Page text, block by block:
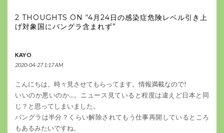
2 THOUGHTS ON “4月24日の感染症危険レベル引き上
げ対象国にバングラ含まれず”
KAYO
2020-04-27 1:17 AM
こんにちは。時々見させてもらってます。情報満載なので!
いいのか悪いのか…。ニュース見ていると程度は違えど日本と同
じ？と思ってしまいました。
バングラは半分？くらい解除されてもう仕事再開しているところ
もあるみたいですね。